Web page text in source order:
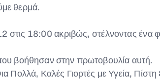
θερμά.
στις 18:00 ακριβώς, στέλνοντας ένα
που βοήθησαν στην πρωτοβουλία αυτή.
Πολλά, Καλές Γιορτές με Υγεία, Πίστη